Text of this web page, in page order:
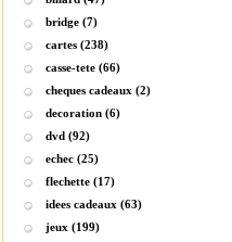
bridge (7)
cartes (238)
casse-tete (66)
cheques cadeaux (2)
decoration (6)
dvd (92)
echec (25)
flechette (17)
idees cadeaux (63)
jeux (199)